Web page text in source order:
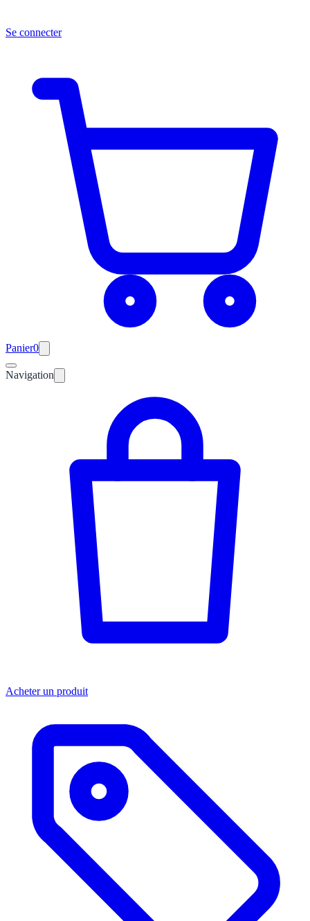
Se connecter
Panier0
Navigation
Acheter un produit